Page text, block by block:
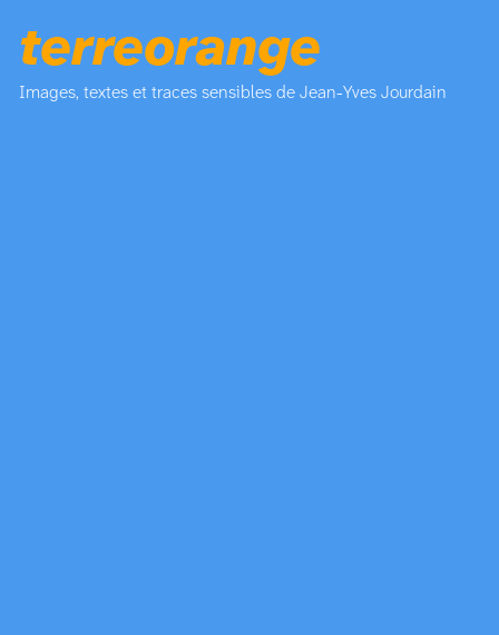
terreorange
Images, textes et traces sensibles de Jean-Yves Jourdain